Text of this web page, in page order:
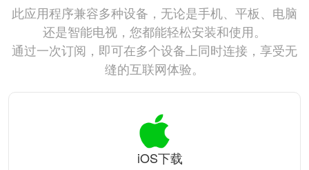
此应用程序兼容多种设备，无论是手机、平板、电脑
还是智能电视，您都能轻松安装和使用。
通过一次订阅，即可在多个设备上同时连接，享受无
缝的互联网体验。
iOS下载